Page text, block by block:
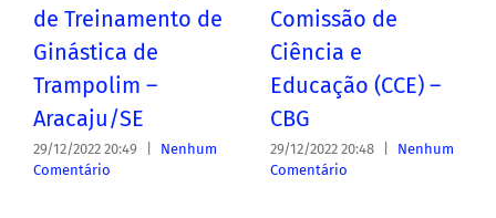
de Treinamento de
Ginástica de
Trampolim –
Aracaju/SE
29/12/2022 20:49
Nenhum
Comentário
Comissão de
Ciência e
Educação (CCE) –
CBG
29/12/2022 20:48
Nenhum
Comentário